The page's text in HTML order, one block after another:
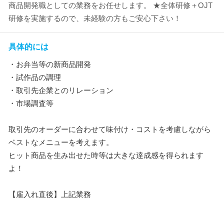
商品開発職としての業務をお任せします。 ★全体研修＋OJT
研修を実施するので、未経験の方もご安心下さい！
具体的には
・お弁当等の新商品開発
・試作品の調理
・取引先企業とのリレーション
・市場調査等
取引先のオーダーに合わせて味付け・コストを考慮しながら
ベストなメニューを考えます。
ヒット商品を生み出せた時等は大きな達成感を得られます
よ！
【雇入れ直後】上記業務